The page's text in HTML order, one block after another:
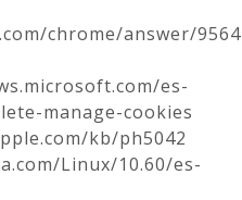
chrome/answer/
es-
manage-cookies
kb/ph5042
Linux/10.60/es-